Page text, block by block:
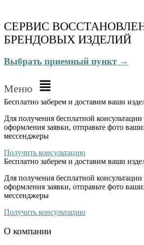
СЕРВИС
БРЕНДОВЫХ ИЗДЕЛИЙ
Выбрать приемный пункт →
Меню
Бесплатно заберем и доставим ваши
Для получения бесплатной консультации
оформления заявки, отправьте фото
мессенджеры
Получить консультацию
Бесплатно заберем и доставим ваши
Для получения бесплатной консультации
оформления заявки, отправьте фото
мессенджеры
Получить консультацию
О компании